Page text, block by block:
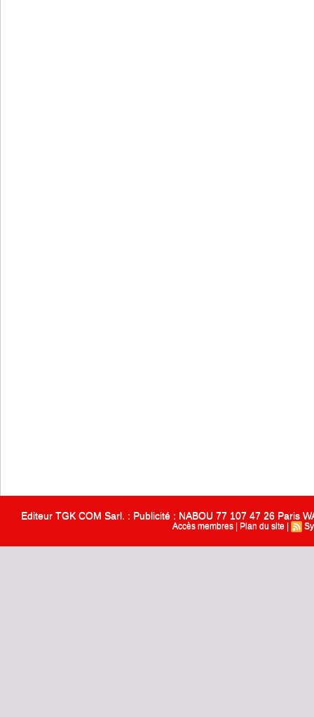
Editeur TGK COM Sarl. : Publicité : NABOU 77 107 47 26 Paris
Accès membres Plan du site